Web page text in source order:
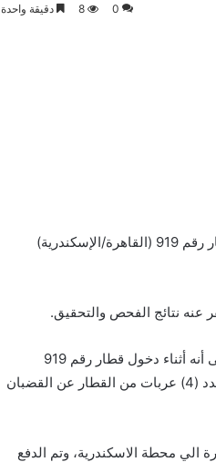
0
8 دقيقة واحدة
▪︎الهيئة القومية لسكك حديد مصر: خروج عدد (4) عربات من القطار عن القضبان من قطار رقم 919 (القاهرة/الإسكندرية)
عنه نتائج الفحص والتحقيق.
أصدرت الهيئة القومية لسكك حديد مصر، بيانا اعلامياً، مساء اليوم السبت، أشارت فيه إلى أنه أثناء دخول قطار رقم 919
(القاهرة/الإسكندرية) إسباني مطور محطة كفر الزيات في تمام الساعة 17:00، خرجت عدد (4) عربات من القطار عن القضبان
الي محطة الاسكندرية، وتم الدفع